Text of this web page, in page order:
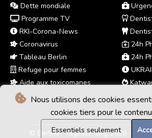
Nous utilisons des cookies
cookies tiers pour le
Essentiels seulement
Dette mondiale
Programme TV
RKI-Corona-News
Coronavirus
Tableau Berlin
Refuge pour femmes
Aide aux toxicomanes
24h
24h
© Berliner Tageszeitung 2026 - Tous